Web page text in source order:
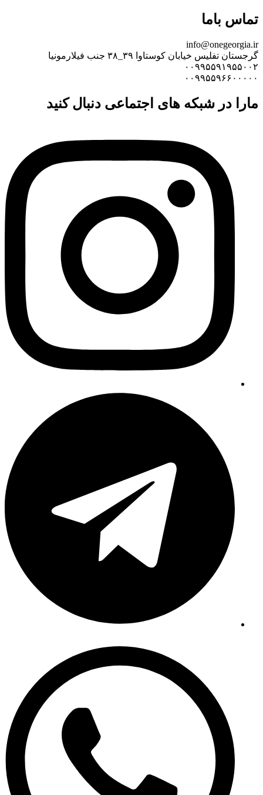
تماس باما
info@onegeorgia.ir
گرجستان تفلیس خیابان کوستاوا ۳۹_۳۸ جنب فیلارمونیا
۰۰۹۹۵۵۹۱۹۵۵۰۰۲
۰۰۹۹۵۵۹۶۶۰۰۰۰۰
مارا در شبکه های اجتماعی دنبال کنید